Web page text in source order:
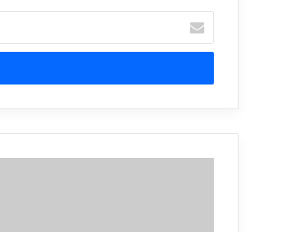
آدرس
ایمیل
خود
وارد